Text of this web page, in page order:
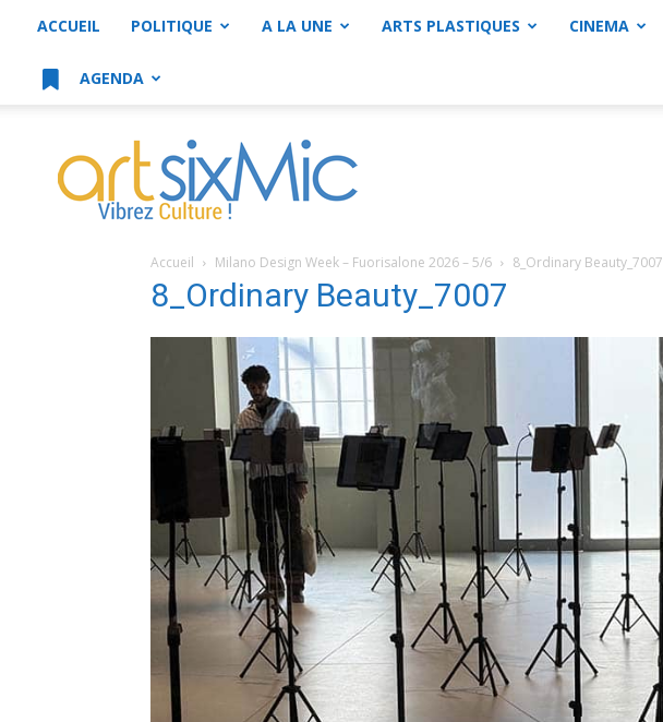
ACCUEIL POLITIQUE A LA UNE ARTS PLASTIQUES CINEMA
AGENDA
artsixMic
Accueil Milano Design Week – Fuorisalone 2026 – 5/6 8_Ordinary Beauty_7007
8_Ordinary Beauty_7007